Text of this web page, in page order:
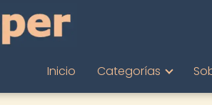
Inicio Categorías